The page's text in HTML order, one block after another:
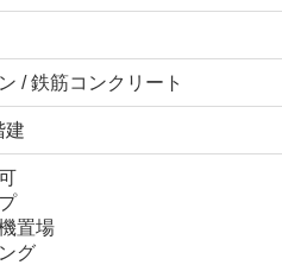
/ 鉄筋コンクリート
建
置場
グ